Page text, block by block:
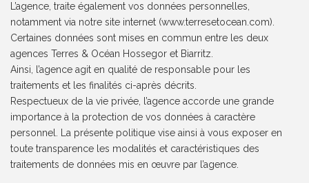
L’agence, traite également vos données personnelles,
notamment via notre site internet (www.terresetocean.com).
Certaines données sont mises en commun entre les deux
agences Terres & Océan Hossegor et Biarritz.
Ainsi, l’agence agit en qualité de responsable pour les
traitements et les finalités ci-après décrits.
Respectueux de la vie privée, l’agence accorde une grande
importance à la protection de vos données à caractère
personnel. La présente politique vise ainsi à vous exposer en
toute transparence les modalités et caractéristiques des
traitements de données mis en œuvre par l’agence.